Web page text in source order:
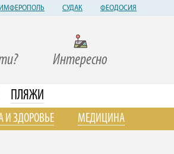
СУДАК ФЕОДОСИЯ
Интересно
ПЛЯЖИ
И ЗДОРОВЬЕ МЕДИЦИНА